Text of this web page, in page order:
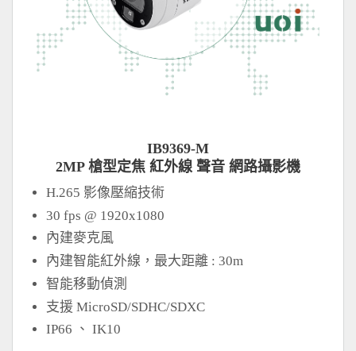
IB9369-M
2MP 槍型定焦 紅外線 聲音 網路攝影機
H.265 影像壓縮技術
30 fps @ 1920x1080
內建麥克風
內建智能紅外線，最大距離 : 30m
智能移動偵測
支援 MicroSD/SDHC/SDXC
IP66 、 IK10